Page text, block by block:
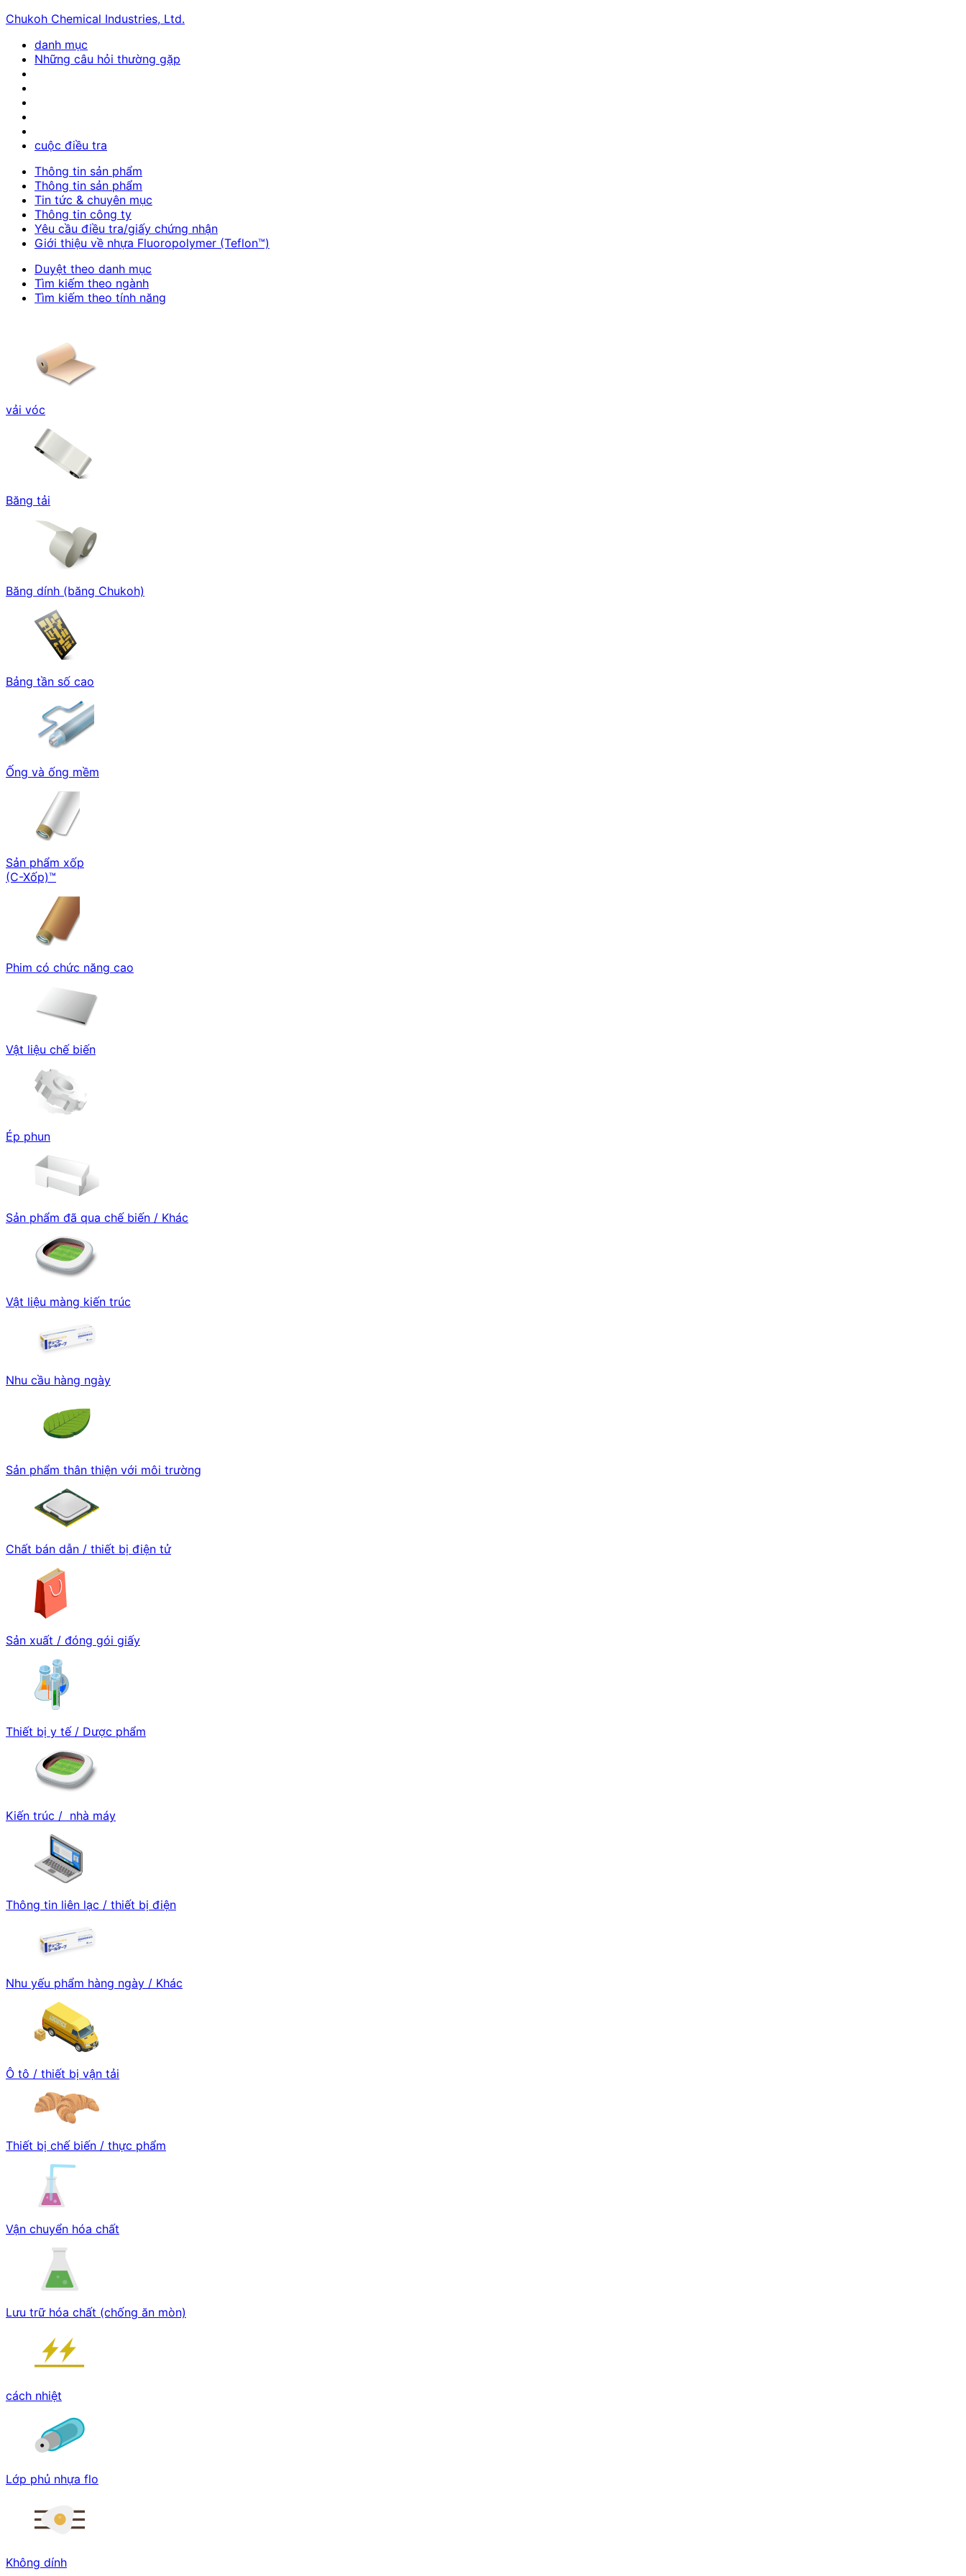
Chukoh Chemical Industries, Ltd.
danh mục
Những câu hỏi thường gặp
cuộc điều tra
Thông tin sản phẩm
Thông tin sản phẩm
Tin tức & chuyên mục
Thông tin công ty
Yêu cầu điều tra/giấy chứng nhận
Giới thiệu về nhựa Fluoropolymer (Teflon™)
Duyệt theo danh mục
Tìm kiếm theo ngành
Tìm kiếm theo tính năng
vải vóc
Băng tải
Băng dính (băng Chukoh)
Bảng tần số cao
Ống và ống mềm
Sản phẩm xốp
(C-Xốp)™
Phim có chức năng cao
Vật liệu chế biến
Ép phun
Sản phẩm đã qua chế biến / Khác
Vật liệu màng kiến trúc
Nhu cầu hàng ngày
Sản phẩm thân thiện với môi trường
Chất bán dẫn / thiết bị điện tử
Sản xuất / đóng gói giấy
Thiết bị y tế / Dược phẩm
Kiến trúc / nhà máy
Thông tin liên lạc / thiết bị điện
Nhu yếu phẩm hàng ngày / Khác
Ô tô / thiết bị vận tải
Thiết bị chế biến / thực phẩm
Vận chuyển hóa chất
Lưu trữ hóa chất (chống ăn mòn)
cách nhiệt
Lớp phủ nhựa flo
Không dính